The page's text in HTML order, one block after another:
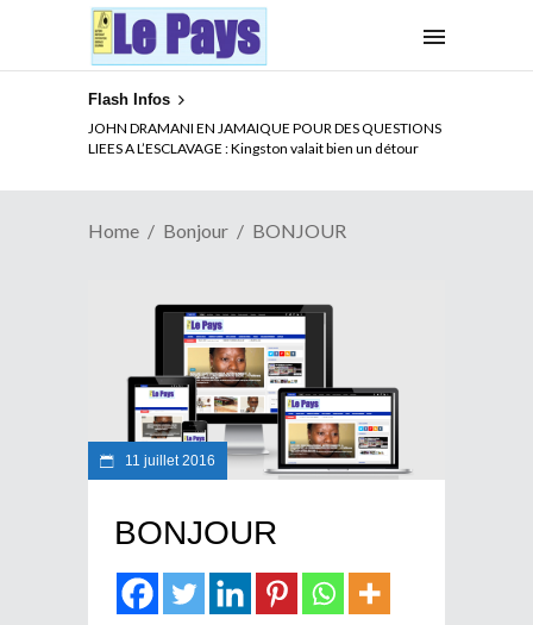
Flash Infos
JOHN DRAMANI EN JAMAIQUE POUR DES QUESTIONS
LIEES A L’ESCLAVAGE : Kingston valait bien un détour
Home Bonjour BONJOUR
11 juillet 2016
BONJOUR